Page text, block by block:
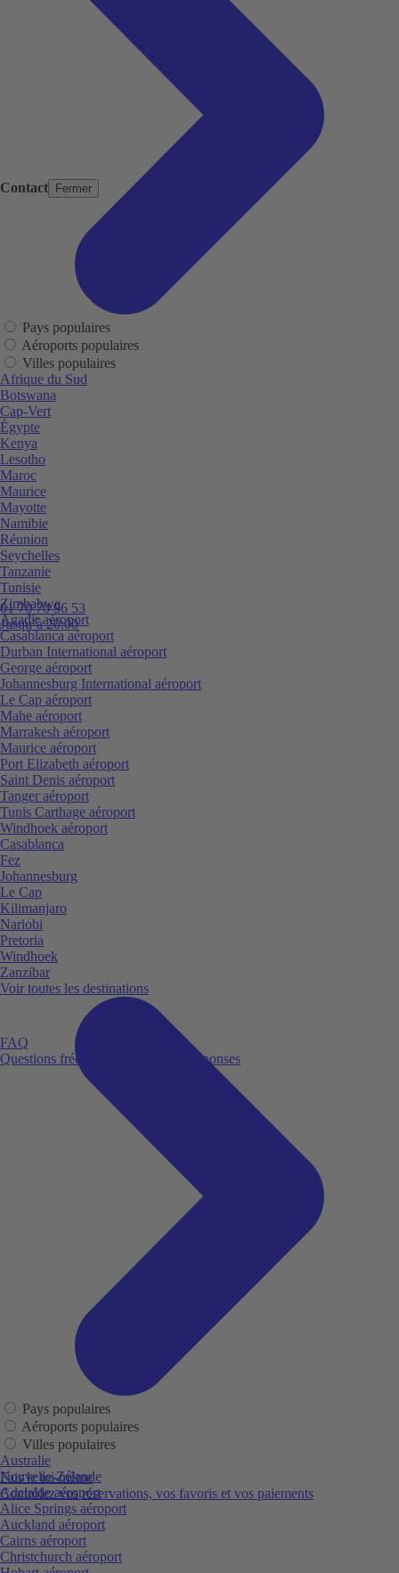
Contact Fermer
01 70 70 96 53
Jusqu’à 20:00
FAQ
Questions fréquemment posées et réponses
Fais le toi-même
Contrôlez vos réservations, vos favoris et vos paiements
Pays populaires
Aéroports populaires
Villes populaires
Afrique du Sud
Botswana
Cap-Vert
Égypte
Kenya
Lesotho
Maroc
Maurice
Mayotte
Namibie
Réunion
Seychelles
Tanzanie
Tunisie
Zimbabwe
Agadir aéroport
Casablanca aéroport
Durban International aéroport
George aéroport
Johannesburg International aéroport
Le Cap aéroport
Mahe aéroport
Marrakesh aéroport
Maurice aéroport
Port Elizabeth aéroport
Saint Denis aéroport
Tanger aéroport
Tunis Carthage aéroport
Windhoek aéroport
Casablanca
Fez
Johannesburg
Le Cap
Kilimanjaro
Nariobi
Pretoria
Windhoek
Zanzibar
Voir toutes les destinations
Pays populaires
Aéroports populaires
Villes populaires
Australie
Nouvelle-Zélande
Adelaide aéroport
Alice Springs aéroport
Auckland aéroport
Cairns aéroport
Christchurch aéroport